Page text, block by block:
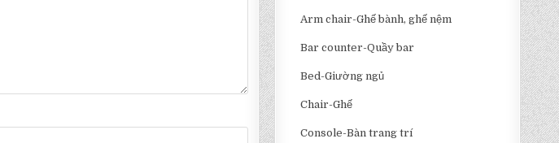
Arm chair-Ghế bành, ghế nệm
Bar counter-Quầy bar
Bed-Giường ngủ
Chair-Ghế
Console-Bàn trang trí